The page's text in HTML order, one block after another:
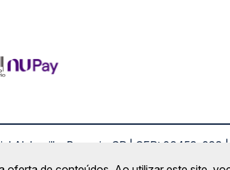
Alphaville, Barueri - SP | CEP: 06453-038
Copyright 2026 © QueroPassagem.com.br